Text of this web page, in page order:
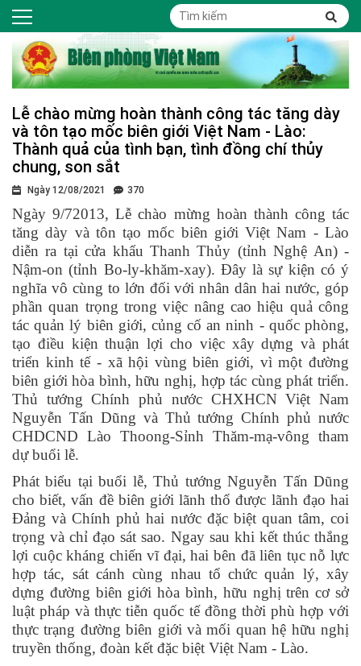
Lễ chào mừng hoàn thành công tác tăng dày
và tôn tạo mốc biên giới Việt Nam - Lào:
Thành quả của tình bạn, tình đồng chí thủy
chung, son sắt
Ngày 12/08/2021 370
Ngày 9/72013, Lễ chào mừng hoàn thành công tác
tăng dày và tôn tạo mốc biên giới Việt Nam - Lào
diễn ra tại cửa khẩu Thanh Thủy (tỉnh Nghệ An) -
Nậm-on (tỉnh Bo-ly-khăm-xay). Đây là sự kiện có ý
nghĩa vô cùng to lớn đối với nhân dân hai nước, góp
phần quan trọng trong việc nâng cao hiệu quả công
tác quản lý biên giới, củng cố an ninh - quốc phòng,
tạo điều kiện thuận lợi cho việc xây dựng và phát
triển kinh tế - xã hội vùng biên giới, vì một đường
biên giới hòa bình, hữu nghị, hợp tác cùng phát triển.
Thủ tướng Chính phủ nước CHXHCN Việt Nam
Nguyễn Tấn Dũng và Thủ tướng Chính phủ nước
CHDCND Lào Thoong-Sỉnh Thăm-mạ-vông tham
dự buổi lễ.
Phát biểu tại buổi lễ, Thủ tướng Nguyễn Tấn Dũng
cho biết, vấn đề biên giới lãnh thổ được lãnh đạo hai
Đảng và Chính phủ hai nước đặc biệt quan tâm, coi
trọng và chỉ đạo sát sao. Ngay sau khi kết thúc thắng
lợi cuộc kháng chiến vĩ đại, hai bên đã liên tục nỗ lực
hợp tác, sát cánh cùng nhau tổ chức quản lý, xây
dựng đường biên giới hòa bình, hữu nghị trên cơ sở
luật pháp và thực tiễn quốc tế đồng thời phù hợp với
thực trạng đường biên giới và mối quan hệ hữu nghị
truyền thống, đoàn kết đặc biệt Việt Nam - Lào.